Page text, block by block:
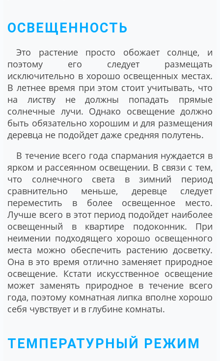
ОСВЕЩЕННОСТЬ
Это растение просто обожает солнце, и
поэтому его следует размещать
исключительно в хорошо освещенных местах.
В летнее время при этом стоит учитывать, что
на листву не должны попадать прямые
солнечные лучи. Однако освещение должно
быть обязательно хорошим и для размещения
деревца не подойдет даже средняя полутень.
В течение всего года спармания нуждается в
ярком и рассеянном освещении. В связи с тем,
что солнечного света в зимний период
сравнительно меньше, деревце следует
переместить в более освещенное место.
Лучше всего в этот период подойдет наиболее
освещенный в квартире подоконник. При
неимении подходящего хорошо освещенного
места можно обеспечить растению досветку.
Она в это время отлично заменяет природное
освещение. Кстати искусственное освещение
может заменять природное в течение всего
года, поэтому комнатная липка вполне хорошо
себя чувствует и в глубине комнаты.
ТЕМПЕРАТУРНЫЙ РЕЖИМ